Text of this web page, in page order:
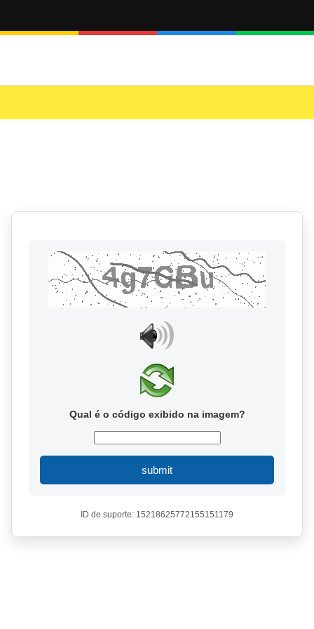
Qual é o código exibido na imagem?
submit
ID de suporte: 15218625772155151179